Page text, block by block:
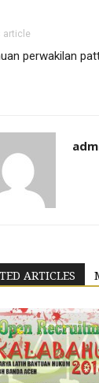
article
perwakilan
ARTICLES